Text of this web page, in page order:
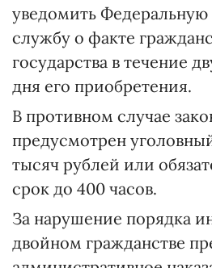
уведомить
службу о факте
государства в течение
дня его приобретения.
В противном случае
предусмотрен
тысяч рублей или
срок до 400 часов.
За нарушение порядка
двойном гражданстве